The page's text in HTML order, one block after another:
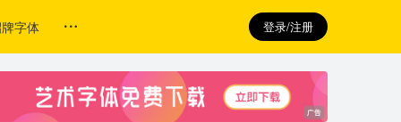
字体 登录/注册